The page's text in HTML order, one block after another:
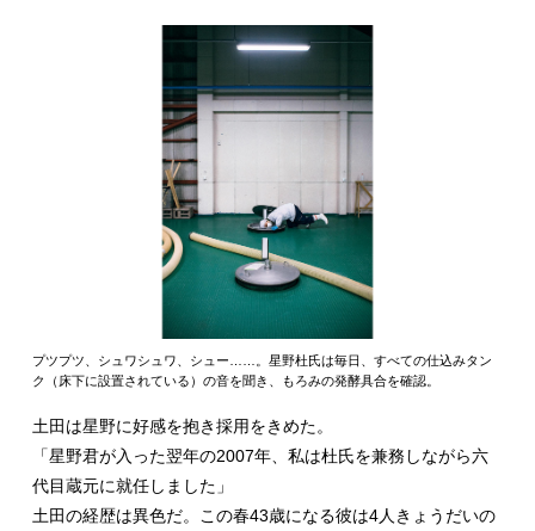
プツプツ、シュワシュワ、シュー……。星野杜氏は毎日、すべての仕込みタン
ク（床下に設置されている）の音を聞き、もろみの発酵具合を確認。
土田は星野に好感を抱き採用をきめた。
「星野君が入った翌年の2007年、私は杜氏を兼務しながら六
代目蔵元に就任しました」
土田の経歴は異色だ。この春43歳になる彼は4人きょうだいの